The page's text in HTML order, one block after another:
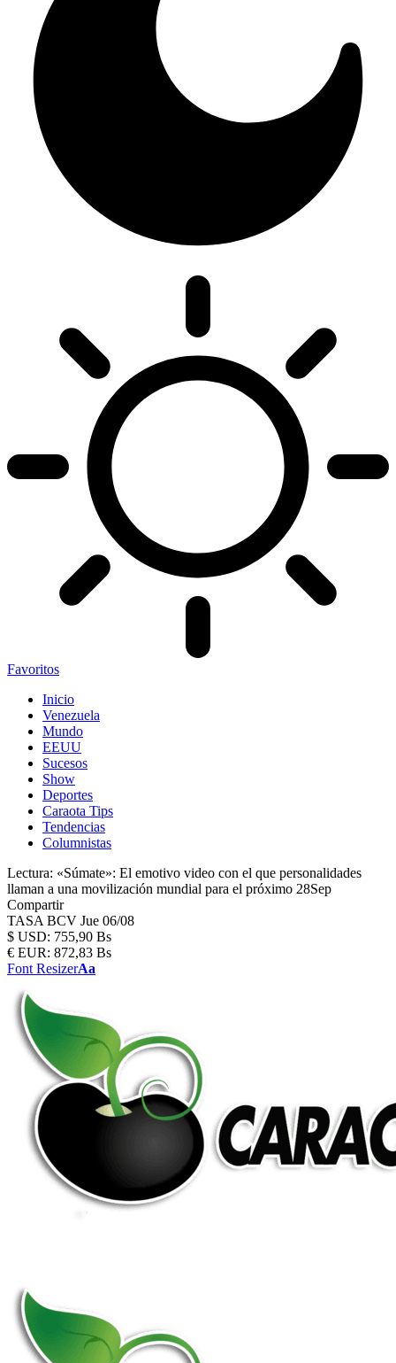
Favoritos
Inicio
Venezuela
Mundo
EEUU
Sucesos
Show
Deportes
Caraota Tips
Tendencias
Columnistas
Lectura: «Súmate»: El emotivo video con el que personalidades
llaman a una movilización mundial para el próximo 28Sep
Compartir
TASA BCV Jue 06/08
$ USD: 755,90 Bs
€ EUR: 872,83 Bs
Font ResizerAa